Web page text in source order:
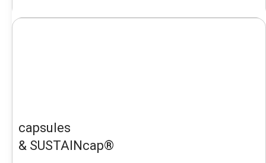
capsules
& SUSTAINcap®